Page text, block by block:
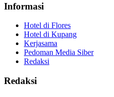
Informasi
Hotel di Flores
Hotel di Kupang
Kerjasama
Pedoman Media Siber
Redaksi
Redaksi